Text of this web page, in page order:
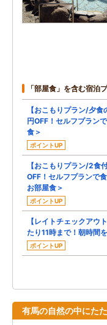
「部屋食」を含む宿泊
【おこもりプラン/夕
円OFF！セルフプラン
食＞
ポイントUP
【おこもりプラン/2食
OFF！セルフプランで
お部屋食＞
ポイントUP
【レイトチェックアウ
たり11時まで！朝時間
ポイントUP
有馬の自然の中にた